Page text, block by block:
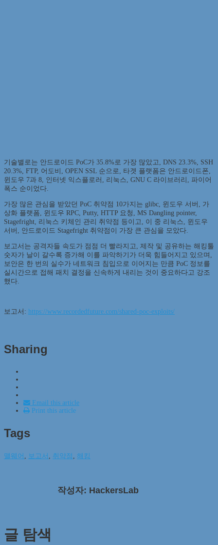
기술별로는 안드로이드 PoC가 35.8%로 가장 많았고, DNS 23.3%, SSH
20.3%, FTP, 어도비, OPEN SSL 순으로, 타겟 플랫폼은 안드로이드폰,
윈도우 7과 8, 인터넷 익스플로러, 리눅스, GNU C 라이브러리, 파이어
폭스 순이었다.
가장 많은 관심을 받았던 PoC 취약점 10가지는 glibc, 윈도우 서버, 가
상화 플랫폼, 윈도우 RPC, Putty, HTTP 요청, MS Dangling pointer,
Stagefright, 리눅스 키체인 관리 취약점 등이고, 이 중 리눅스, 윈도우
서버, 안드로이드 Stagefright 취약점이 가장 큰 관심을 모았다.
보고서는 공격자들 속도가 점점 더 빨라지고, 제작 및 공유하는 해킹툴
숫자가 날이 갈수록 증가해 이를 파악하기가 더욱 힘들어지고 있으며,
보안은 한 번의 실수가 네트워크 침입으로 이어지는 만큼 PoC 정보를
실시간으로 접해 패치 결정을 신속하게 내리는 것이 중요하다고 강조
했다.
보고서: https://www.recordedfuture.com/shared-poc-exploits/
Sharing
Email this article
Print this article
Tags
맬웨어 보고서 취약점 해킹
작성자: HackersLab
글 탐색